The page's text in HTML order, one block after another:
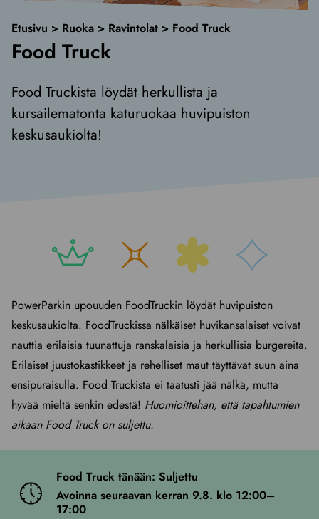
Etusivu > Ruoka > Ravintolat > Food Truck
Food Truck
Food Truckista löydät herkullista ja
kursailematonta katuruokaa huvipuiston
keskusaukiolta!
PowerParkin upouuden FoodTruckin löydät huvipuiston
keskusaukiolta. FoodTruckissa nälkäiset huvikansalaiset voivat
nauttia erilaisia tuunattuja ranskalaisia ja herkullisia burgereita.
Erilaiset juustokastikkeet ja rehelliset maut täyttävät suun aina
ensipuraisulla. Food Truckista ei taatusti jää nälkä, mutta
hyvää mieltä senkin edestä! Huomioittehan, että tapahtumien
aikaan Food Truck on suljettu.
Food Truck tänään: Suljettu
Avoinna seuraavan kerran 9.8. klo 12:00–
17:00